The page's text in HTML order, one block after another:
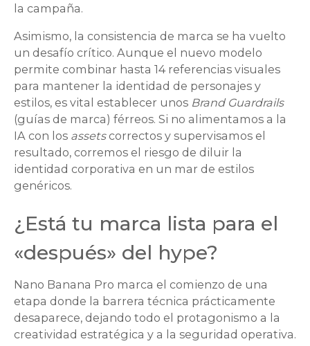
la campaña.
Asimismo, la consistencia de marca se ha vuelto
un desafío crítico. Aunque el nuevo modelo
permite combinar hasta 14 referencias visuales
para mantener la identidad de personajes y
estilos, es vital establecer unos Brand Guardrails
(guías de marca) férreos. Si no alimentamos a la
IA con los assetscorrectos y supervisamos el
resultado, corremos el riesgo de diluir la
identidad corporativa en un mar de estilos
genéricos.
¿Está tu marca lista para el
«después» del hype?
Nano Banana Pro marca el comienzo de una
etapa donde la barrera técnica prácticamente
desaparece, dejando todo el protagonismo a la
creatividad estratégica y a la seguridad operativa.